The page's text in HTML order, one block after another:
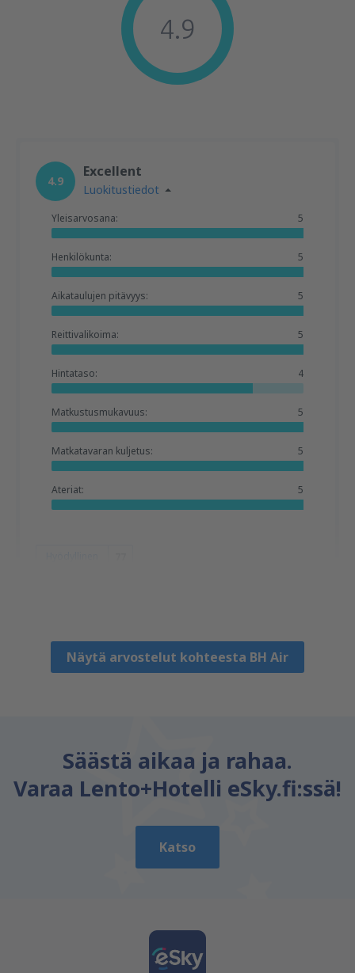
4.9
4.9
Excellent
Luokitustiedot
Yleisarvosana: 5
Henkilökunta: 5
Aikataulujen pitävyys: 5
Reittivalikoima: 5
Hintataso: 4
Matkustusmukavuus: 5
Matkatavaran kuljetus: 5
Ateriat: 5
Näytä arvostelut kohteesta BH Air
Säästä aikaa ja rahaa.
Varaa Lento+Hotelli eSky.fi:ssä!
Katso